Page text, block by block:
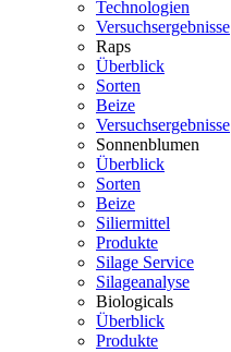
Technologien
Versuchsergebnisse
Raps
Überblick
Sorten
Beize
Versuchsergebnisse
Sonnenblumen
Überblick
Sorten
Beize
Siliermittel
Produkte
Silage Service
Silageanalyse
Biologicals
Überblick
Produkte